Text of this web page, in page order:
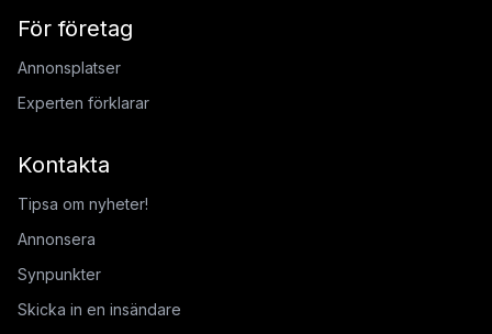
För företag
Annonsplatser
Experten förklarar
Kontakta
Tipsa om nyheter!
Annonsera
Synpunkter
Skicka in en insändare